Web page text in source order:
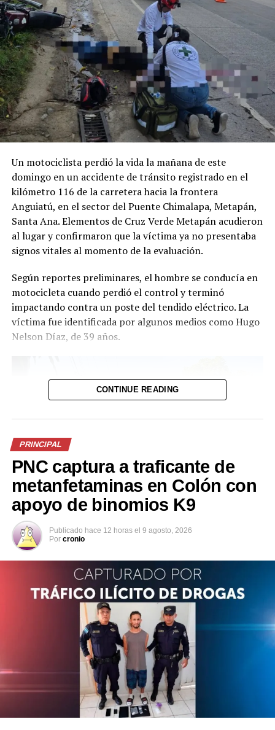
Facebook X
Me gusta esto:
Un motociclista perdió la vida la mañana de este
domingo en un accidente de tránsito registrado en el
kilómetro 116 de la carretera hacia la frontera
Anguiatú, en el sector del Puente Chimalapa, Metapán,
Santa Ana. Elementos de Cruz Verde Metapán acudieron
al lugar y confirmaron que la víctima ya no presentaba
signos vitales al momento de la evaluación.
Según reportes preliminares, el hombre se conducía en
motocicleta cuando perdió el control y terminó
impactando contra un poste del tendido eléctrico. La
víctima fue identificada por algunos medios como Hugo
Nelson Díaz, de 39 años.
Los socorristas hallaron el cuerpo tendido sobre la vía
CONTINUE READING
PRINCIPAL
PNC captura a traficante de
metanfetaminas en Colón con
apoyo de binomios K9
Publicado hace 12 horas el 9 agosto, 2026
Por cronio